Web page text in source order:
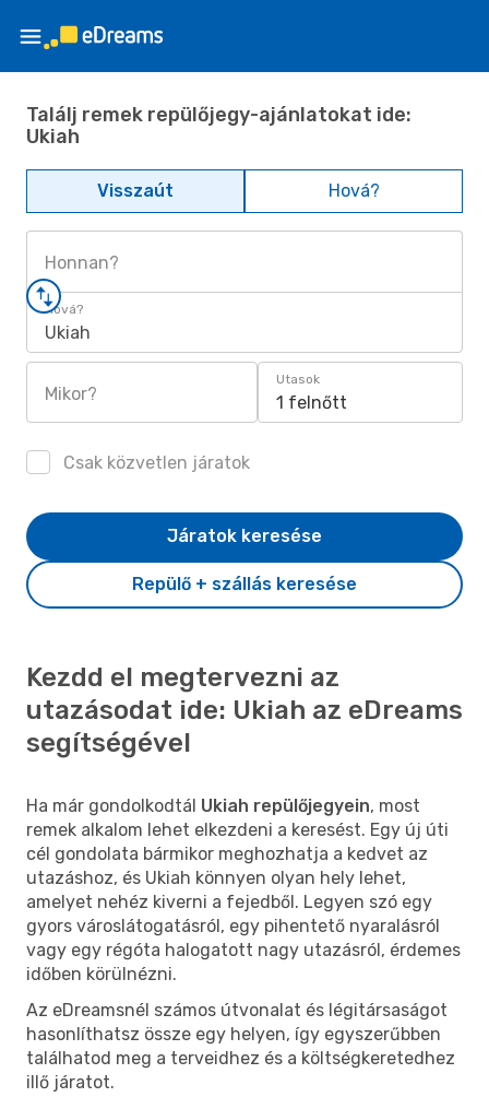
Találj remek repülőjegy-ajánlatokat ide:
Ukiah
Visszaút Hová?
Honnan?
Hová?
Ukiah
Mikor?
Utasok
1 felnőtt
Csak közvetlen járatok
Repülő + szállás keresése
Járatok keresése
Kezdd el megtervezni az
utazásodat ide: Ukiah az eDreams
segítségével
Ha már gondolkodtál Ukiah repülőjegyein, most
remek alkalom lehet elkezdeni a keresést. Egy új úti
cél gondolata bármikor meghozhatja a kedvet az
utazáshoz, és Ukiah könnyen olyan hely lehet,
amelyet nehéz kiverni a fejedből. Legyen szó egy
gyors városlátogatásról, egy pihentető nyaralásról
vagy egy régóta halogatott nagy utazásról, érdemes
időben körülnézni.
Az eDreamsnél számos útvonalat és légitársaságot
hasonlíthatsz össze egy helyen, így egyszerűbben
találhatod meg a terveidhez és a költségkeretedhez
illő járatot.